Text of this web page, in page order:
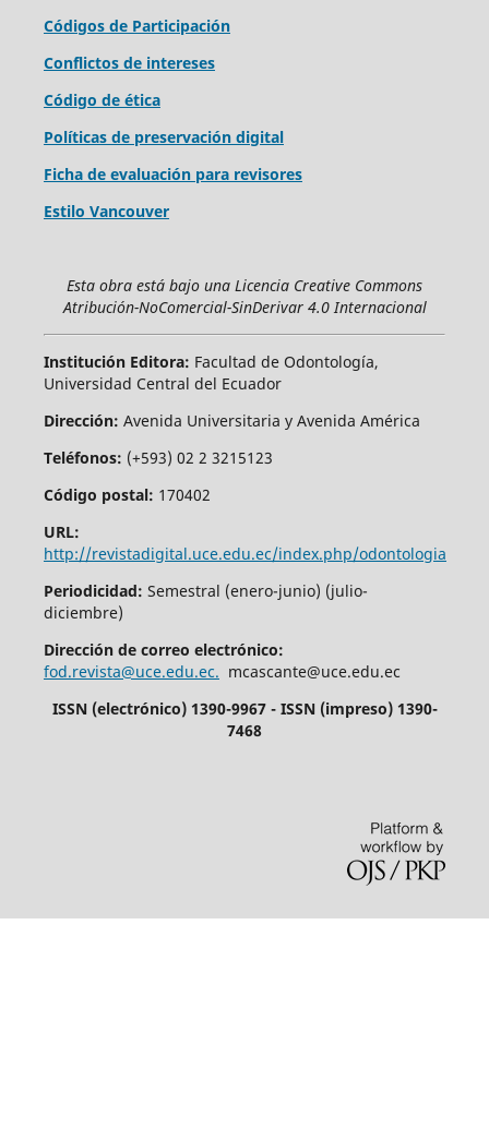
Códigos de Participación
Conflictos de intereses
Código de ética
Políticas de preservación digital
Ficha de evaluación para revisores
Estilo Vancouver
Esta obra está bajo una Licencia Creative Commons
Atribución-NoComercial-SinDerivar 4.0 Internacional
Institución Editora: Facultad de Odontología,
Universidad Central del Ecuador
Dirección: Avenida Universitaria y Avenida América
Teléfonos: (+593) 02 2 3215123
Código postal: 170402
URL:
http://revistadigital.uce.edu.ec/index.php/odontologia
Periodicidad: Semestral (enero-junio) (julio-
diciembre)
Dirección de correo electrónico:
fod.revista@uce.edu.ec. mcascante@uce.edu.ec
ISSN (electrónico) 1390-9967 - ISSN (impreso) 1390-
7468